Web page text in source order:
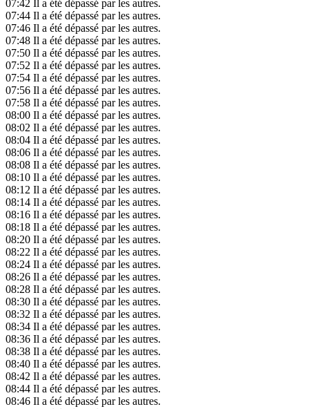
07:42 Il a été dépassé par les autres.
07:44 Il a été dépassé par les autres.
07:46 Il a été dépassé par les autres.
07:48 Il a été dépassé par les autres.
07:50 Il a été dépassé par les autres.
07:52 Il a été dépassé par les autres.
07:54 Il a été dépassé par les autres.
07:56 Il a été dépassé par les autres.
07:58 Il a été dépassé par les autres.
08:00 Il a été dépassé par les autres.
08:02 Il a été dépassé par les autres.
08:04 Il a été dépassé par les autres.
08:06 Il a été dépassé par les autres.
08:08 Il a été dépassé par les autres.
08:10 Il a été dépassé par les autres.
08:12 Il a été dépassé par les autres.
08:14 Il a été dépassé par les autres.
08:16 Il a été dépassé par les autres.
08:18 Il a été dépassé par les autres.
08:20 Il a été dépassé par les autres.
08:22 Il a été dépassé par les autres.
08:24 Il a été dépassé par les autres.
08:26 Il a été dépassé par les autres.
08:28 Il a été dépassé par les autres.
08:30 Il a été dépassé par les autres.
08:32 Il a été dépassé par les autres.
08:34 Il a été dépassé par les autres.
08:36 Il a été dépassé par les autres.
08:38 Il a été dépassé par les autres.
08:40 Il a été dépassé par les autres.
08:42 Il a été dépassé par les autres.
08:44 Il a été dépassé par les autres.
08:46 Il a été dépassé par les autres.